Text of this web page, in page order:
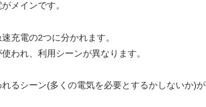
メインです。
充電の2つに分かれます。
われ、利用シーンが異なります。
るシーン(多くの電気を必要とするかしないか)が